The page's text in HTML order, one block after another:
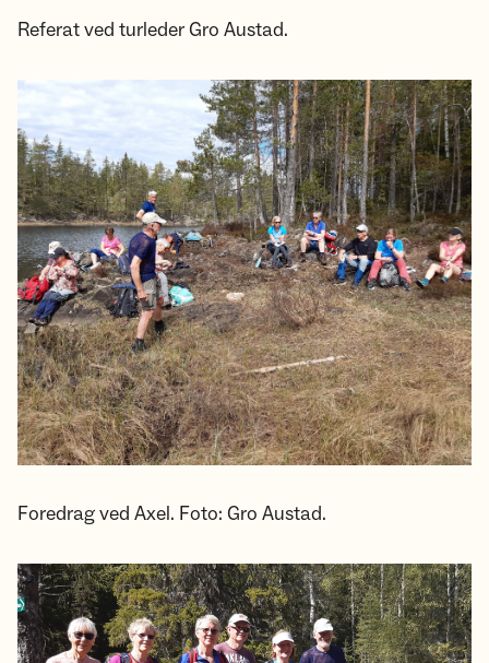
Referat ved turleder Gro Austad.
Foredrag ved Axel. Foto: Gro Austad.